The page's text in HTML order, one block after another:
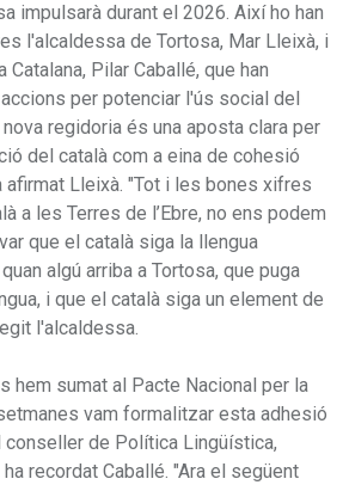
impulsarà durant el 2026. Així ho han
l'alcaldessa de Tortosa, Mar Lleixà, i
Catalana, Pilar Caballé, que han
per potenciar l'ús social del
regidoria és una aposta clara per
del català com a eina de cohesió
afirmat Lleixà. "Tot i les bones xifres
a les Terres de l’Ebre, no ens podem
que el català siga la llengua
algú arriba a Tortosa, que puga
i que el català siga un element de
l'alcaldessa.
hem sumat al Pacte Nacional per la
vam formalitzar esta adhesió
de Política Lingüística,
recordat Caballé. "Ara el següent